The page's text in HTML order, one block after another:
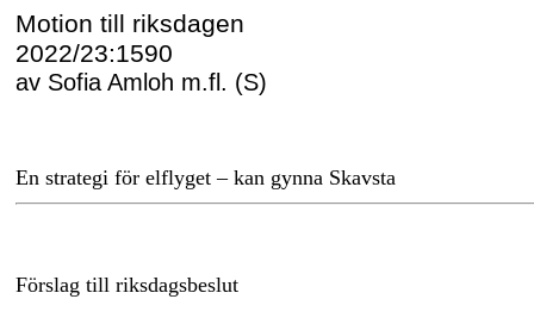
Motion till riksdagen
2022/23:1590
av Sofia Amloh m.fl. (S)
En strategi för elflyget – kan gynna Skavsta
Förslag till riksdagsbeslut